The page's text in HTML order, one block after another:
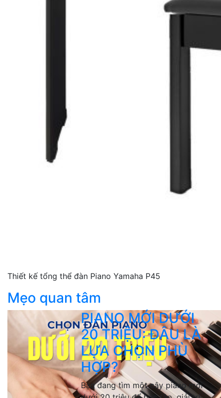
Thiết kế tổng thể đàn Piano Yamaha P45
Mẹo quan tâm
PIANO MỚI DƯỚI
20 TRIỆU: ĐÂU LÀ
LỰA CHỌN PHÙ
HỢP?
Bạn đang tìm một cây piano mới